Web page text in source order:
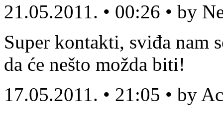
21.05.2011. • 00:26 • by
Super kontakti, sviđa nam
da će nešto možda biti!
17.05.2011. • 21:05 • by